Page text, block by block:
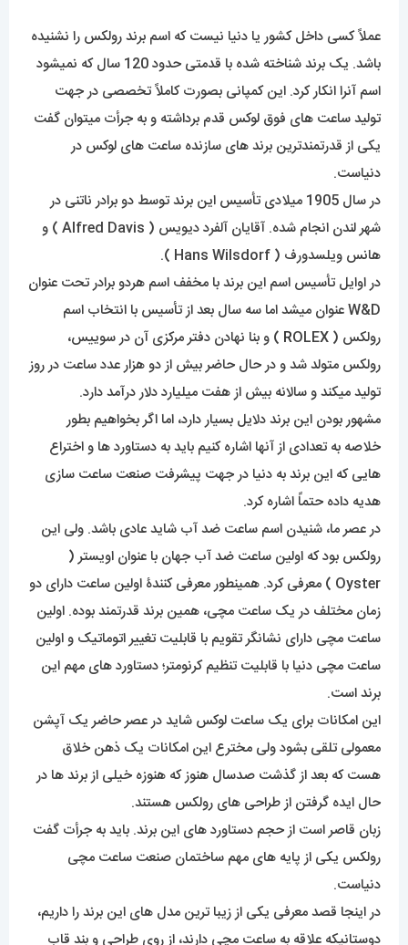
عملاً کسی داخل کشور یا دنیا نیست که اسم برند رولکس را نشنیده
باشد. یک برند شناخته شده با قدمتی حدود 120 سال که نمیشود
اسم آنرا انکار کرد. این کمپانی بصورت کاملاً تخصصی در جهت
تولید ساعت های فوق لوکس قدم برداشته و به جرأت میتوان گفت
یکی از قدرتمندترین برند های سازنده ساعت های لوکس در
دنیاست.
در سال 1905 میلادی تأسیس این برند توسط دو برادر ناتنی در
شهر لندن انجام شده. آقایان آلفرد دیویس ( Alfred Davis ) و
هانس ویلسدورف ( Hans Wilsdorf ).
در اوایل تأسیس اسم این برند با مخفف اسم هردو برادر تحت عنوان
W&D عنوان میشد اما سه سال بعد از تأسیس با انتخاب اسم
رولکس (
R OLEX ) و بنا نهادن دفتر مرکزی آن در سوییس،
رولکس متولد شد و در حال حاضر بیش از دو هزار عدد ساعت در روز
تولید میکند و سالانه بیش از هفت میلیارد دلار درآمد دارد.
مشهور بودن این برند دلایل بسیار دارد، اما اگر بخواهیم بطور
خلاصه به تعدادی از آنها اشاره کنیم باید به دستاورد ها و اختراع
هایی که این برند به دنیا در جهت پیشرفت صنعت ساعت سازی
هدیه داده حتماً اشاره کرد.
در عصر ما، شنیدن اسم ساعت ضد آب شاید عادی باشد. ولی این
رولکس بود که اولین ساعت ضد آب جهان با عنوان اویستر (
Oyster ) معرفی کرد. همینطور معرفی کنندۀ اولین ساعت دارای دو
زمان مختلف در یک ساعت مچی، همین برند قدرتمند بوده. اولین
ساعت مچی دارای نشانگر تقویم با قابلیت تغییر اتوماتیک و اولین
ساعت مچی دنیا با قابلیت تنظیم کرنومتر؛ دستاورد های مهم این
برند است.
این امکانات برای یک ساعت لوکس شاید در عصر حاضر یک آپشن
معمولی تلقی بشود ولی مخترع این امکانات یک ذهن خلاق
هست که بعد از گذشت صدسال هنوز که هنوزه خیلی از برند ها در
حال ایده گرفتن از طراحی های رولکس هستند.
زبان قاصر است از حجم دستاورد های این برند. باید به جرأت گفت
رولکس یکی از پایه های مهم ساختمان صنعت ساعت مچی
دنیاست.
در اینجا قصد معرفی یکی از زیبا ترین مدل های این برند را داریم،
دوستانیکه علاقه به ساعت مچی دارند، از روی طراحی و بند قاب